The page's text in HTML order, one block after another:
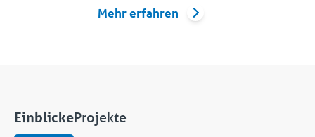
Mehr erfahren
EinblickeProjekte